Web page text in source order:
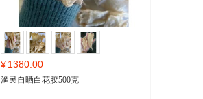
¥1380.00
渔民自晒白花胶500克